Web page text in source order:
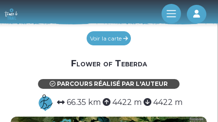
Log
Voir la carte
Flower of Teberda
PARCOURS RÉALISÉ PAR L'AUTEUR
66.35 km 4422 m 4422 m